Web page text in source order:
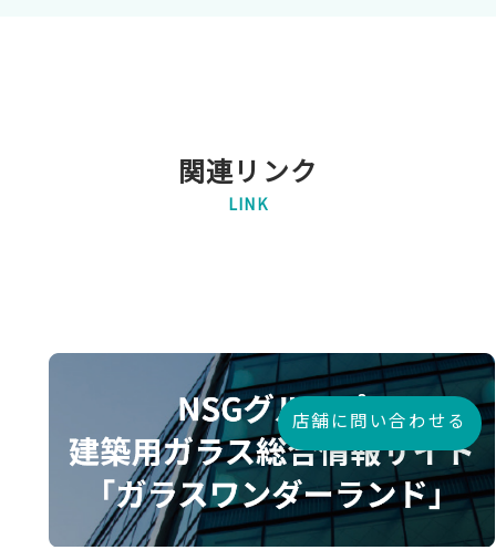
関連リンク
LINK
店舗に問い合わせる